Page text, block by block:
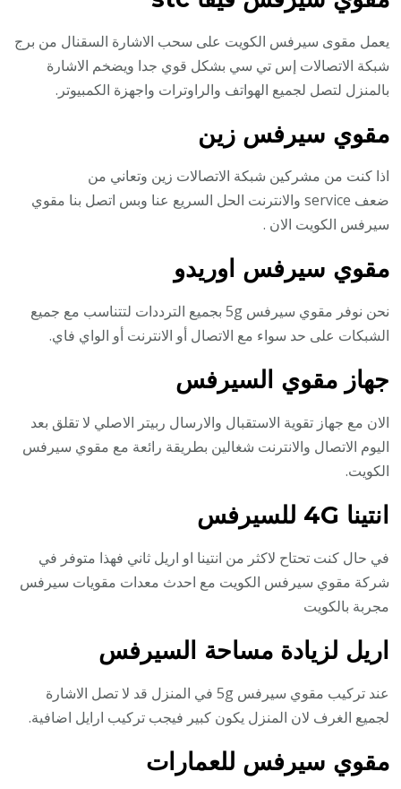
يعمل مقوى سيرفس الكويت على سحب الاشارة السقنال من برج
شبكة الاتصالات إس تي سي بشكل قوي جدا ويضخم الاشارة
بالمنزل لتصل لجميع الهواتف والراوترات واجهزة الكمبيوتر.
مقوي سيرفس زين
اذا كنت من مشركين شبكة الاتصالات زين وتعاني من
ضعف service والانترنت الحل السريع عنا وبس اتصل بنا مقوي
سيرفس الكويت الان .
مقوي سيرفس اوريدو
نحن نوفر مقوي سيرفس 5g بجميع الترددات لتتناسب مع جميع
الشبكات على حد سواء مع الاتصال أو الانترنت أو الواي فاي.
جهاز مقوي السيرفس
الان مع جهاز تقوية الاستقبال والارسال ربيتر الاصلي لا تقلق بعد
اليوم الاتصال والانترنت شغالين بطريقة رائعة مع مقوي سيرفس
الكويت.
انتينا 4G للسيرفس
في حال كنت تحتاح لاكثر من انتينا او اريل ثاني فهذا متوفر في
شركة مقوي سيرفس الكويت مع احدث معدات مقويات سيرفس
مجربة بالكويت
اريل لزيادة مساحة السيرفس
عند تركيب مقوي سيرفس 5g في المنزل قد لا تصل الاشارة
لجميع الغرف لان المنزل يكون كبير فيجب تركيب ارايل اضافية.
مقوي سيرفس للعمارات